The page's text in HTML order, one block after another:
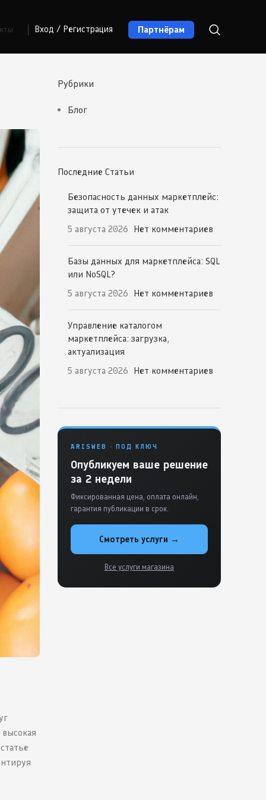
Вход / Регистрация Партнёрам
Рубрики
Блог
Последние Статьи
Безопасность данных маркетплейс:
защита от утечек и атак
5 августа 2026 Нет комментариев
Базы данных для маркетплейса: SQL
или NoSQL?
5 августа 2026 Нет комментариев
Управление каталогом
маркетплейса: загрузка,
актуализация
5 августа 2026 Нет комментариев
ARISWEB · ПОД КЛЮЧ
Опубликуем ваше решение
за 2 недели
Фиксированная цена, оплата онлайн,
гарантия публикации в срок.
Смотреть услуги →
Все услуги магазина